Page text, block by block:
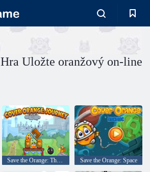
Hra Uložte oranžový on-line
Save the Orange: The Journey Save the Orange: Space